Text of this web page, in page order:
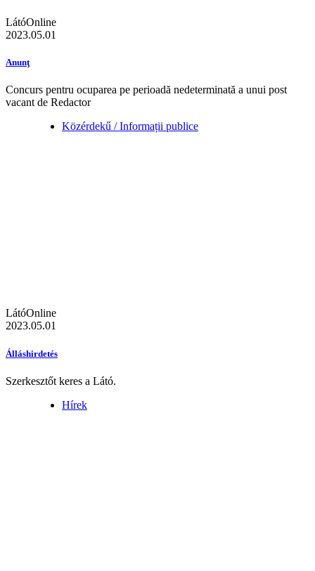
LátóOnline
2023.05.01
Anunţ
Concurs pentru ocuparea pe perioadă nedeterminată a unui post
vacant de Redactor
Közérdekű / Informații publice
LátóOnline
2023.05.01
Álláshirdetés
Szerkesztőt keres a Látó.
Hírek